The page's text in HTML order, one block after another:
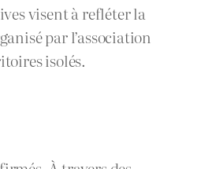
visent à refléter la
par l’association
isolés.